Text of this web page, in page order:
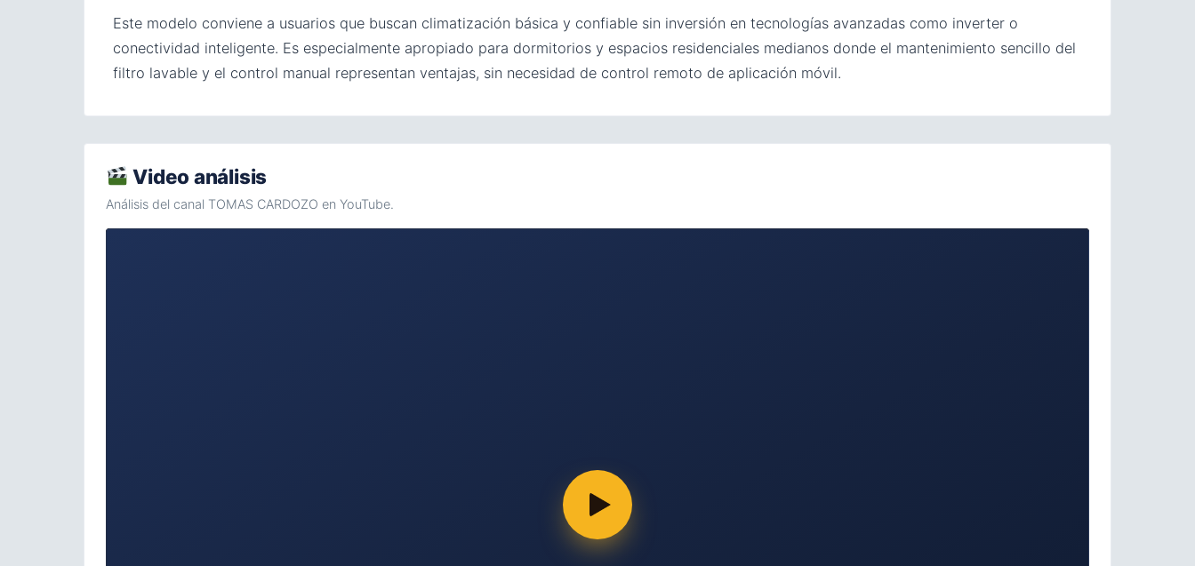
Este modelo conviene a usuarios que buscan climatización básica y confiable sin inversión en tecnologías avanzadas como inverter o
conectividad inteligente. Es especialmente apropiado para dormitorios y espacios residenciales medianos donde el mantenimiento sencillo del
filtro lavable y el control manual representan ventajas, sin necesidad de control remoto de aplicación móvil.
Video análisis
Análisis del canal TOMAS CARDOZO en YouTube.